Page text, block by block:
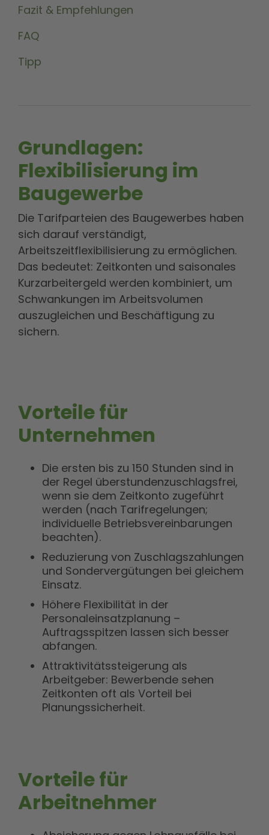
Fazit & Empfehlungen
FAQ
Tipp
Grundlagen:
Flexibilisierung im
Baugewerbe
Die Tarifparteien des Baugewerbes haben
sich darauf verständigt,
Arbeitszeitflexibilisierung zu ermöglichen.
Das bedeutet: Zeitkonten und saisonales
Kurzarbeitergeld werden kombiniert, um
Schwankungen im Arbeitsvolumen
auszugleichen und Beschäftigung zu
sichern.
Vorteile für
Unternehmen
Die ersten bis zu 150 Stunden sind in
der Regel überstundenzuschlagsfrei,
wenn sie dem Zeitkonto zugeführt
werden (nach Tarifregelungen;
individuelle Betriebsvereinbarungen
beachten).
Reduzierung von Zuschlagszahlungen
und Sondervergütungen bei gleichem
Einsatz.
Höhere Flexibilität in der
Personaleinsatzplanung –
Auftragsspitzen lassen sich besser
abfangen.
Attraktivitätssteigerung als
Arbeitgeber: Bewerbende sehen
Zeitkonten oft als Vorteil bei
Planungssicherheit.
Vorteile für
Arbeitnehmer